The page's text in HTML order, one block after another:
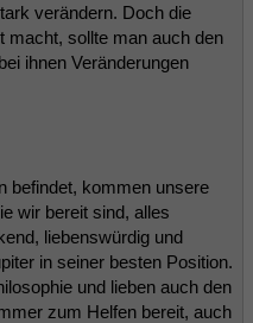
verändern. Doch die
macht, sollte man auch den
ihnen Veränderungen
befindet, kommen unsere
wir bereit sind, alles
liebenswürdig und
in seiner besten Position.
und lieben auch den
zum Helfen bereit, auch